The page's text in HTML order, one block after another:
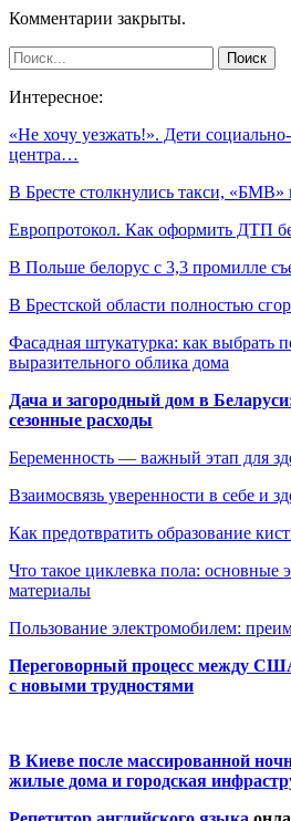
Комментарии закрыты.
Интересное:
«Не хочу уезжать!». Дети
центра…
В Бресте столкнулись такси, «БМВ»
Европротокол. Как оформить ДТП
В Польше белорус с 3,3 промилле
В Брестской области полностью
Фасадная штукатурка: как выбрать
выразительного облика дома
Дача и загородный дом в
сезонные расходы
Беременность — важный этап для
Взаимосвязь уверенности в себе и
Как предотвратить образование
Что такое циклевка пола: основные
материалы
Пользование электромобилем:
Переговорный процесс между
с новыми трудностями
В Киеве после массированной
жилые дома и городская